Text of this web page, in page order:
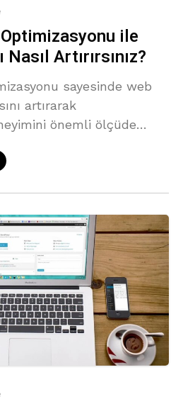
ile
Artırırsınız?
sayesinde web
artırarak
önemli ölçüde